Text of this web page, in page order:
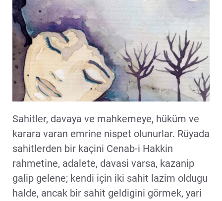
Sahitler, davaya ve mahkemeye, hüküm ve
karara varan emrine nispet olunurlar. Rüyada
sahitlerden bir kaçini Cenab-i Hakkin
rahmetine, adalete, davasi varsa, kazanip
galip gelene; kendi için iki sahit lazim oldugu
halde, ancak bir sahit geldigini görmek, yari